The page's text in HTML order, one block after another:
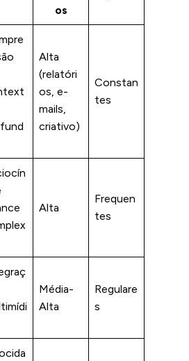
os
Alta
(relatóri
os, e-
mails,
criativo)
Constan
tes
Alta
Frequen
tes
Média-
Alta
Regulare
s